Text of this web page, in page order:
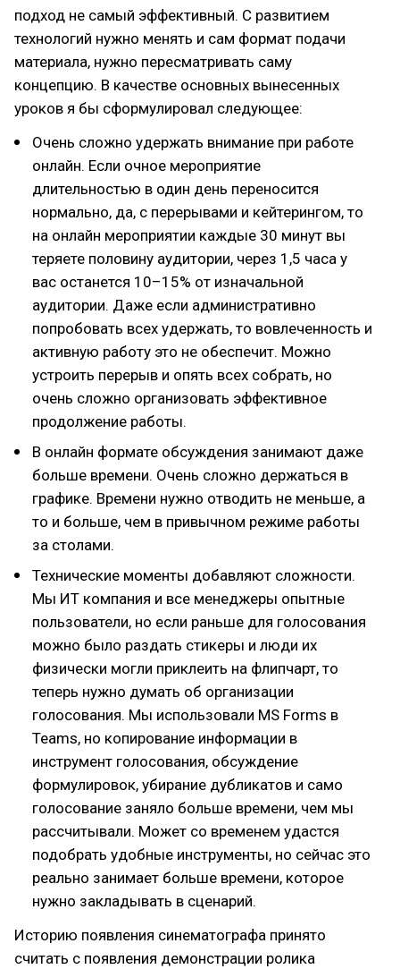
подход не самый эффективный. С развитием
технологий нужно менять и сам формат подачи
материала, нужно пересматривать саму
концепцию. В качестве основных вынесенных
уроков я бы сформулировал следующее:
Очень сложно удержать внимание при работе
онлайн. Если очное мероприятие
длительностью в один день переносится
нормально, да, с перерывами и кейтерингом, то
на онлайн мероприятии каждые 30 минут вы
теряете половину аудитории, через 1,5 часа у
вас останется 10–15% от изначальной
аудитории. Даже если административно
попробовать всех удержать, то вовлеченность и
активную работу это не обеспечит. Можно
устроить перерыв и опять всех собрать, но
очень сложно организовать эффективное
продолжение работы.
В онлайн формате обсуждения занимают даже
больше времени. Очень сложно держаться в
графике. Времени нужно отводить не меньше, а
то и больше, чем в привычном режиме работы
за столами.
Технические моменты добавляют сложности.
Мы ИТ компания и все менеджеры опытные
пользователи, но если раньше для голосования
можно было раздать стикеры и люди их
физически могли приклеить на флипчарт, то
теперь нужно думать об организации
голосования. Мы использовали MS Forms в
Teams, но копирование информации в
инструмент голосования, обсуждение
формулировок, убирание дубликатов и само
голосование заняло больше времени, чем мы
рассчитывали. Может со временем удастся
подобрать удобные инструменты, но сейчас это
реально занимает больше времени, которое
нужно закладывать в сценарий.
Историю появления синематографа принято
считать с появления демонстрации ролика